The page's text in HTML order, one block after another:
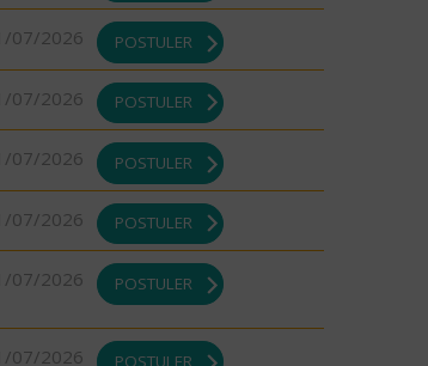
07/2026 POSTULER
07/2026 POSTULER
07/2026 POSTULER
07/2026 POSTULER
07/2026 POSTULER
07/2026 POSTULER